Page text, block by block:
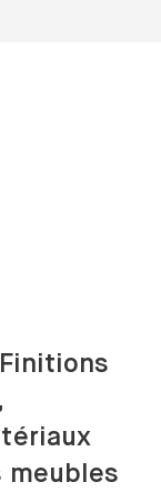
meubles